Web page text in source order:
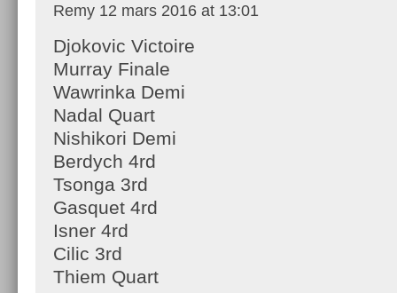
Remy 12 mars 2016 at 13:01
Djokovic Victoire
Murray Finale
Wawrinka Demi
Nadal Quart
Nishikori Demi
Berdych 4rd
Tsonga 3rd
Gasquet 4rd
Isner 4rd
Cilic 3rd
Thiem Quart